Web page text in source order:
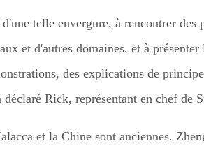
telle envergure, à rencontrer
et d'autres domaines, et à
des explications de
Rick, représentant en chef de
et la Chine sont anciennes.